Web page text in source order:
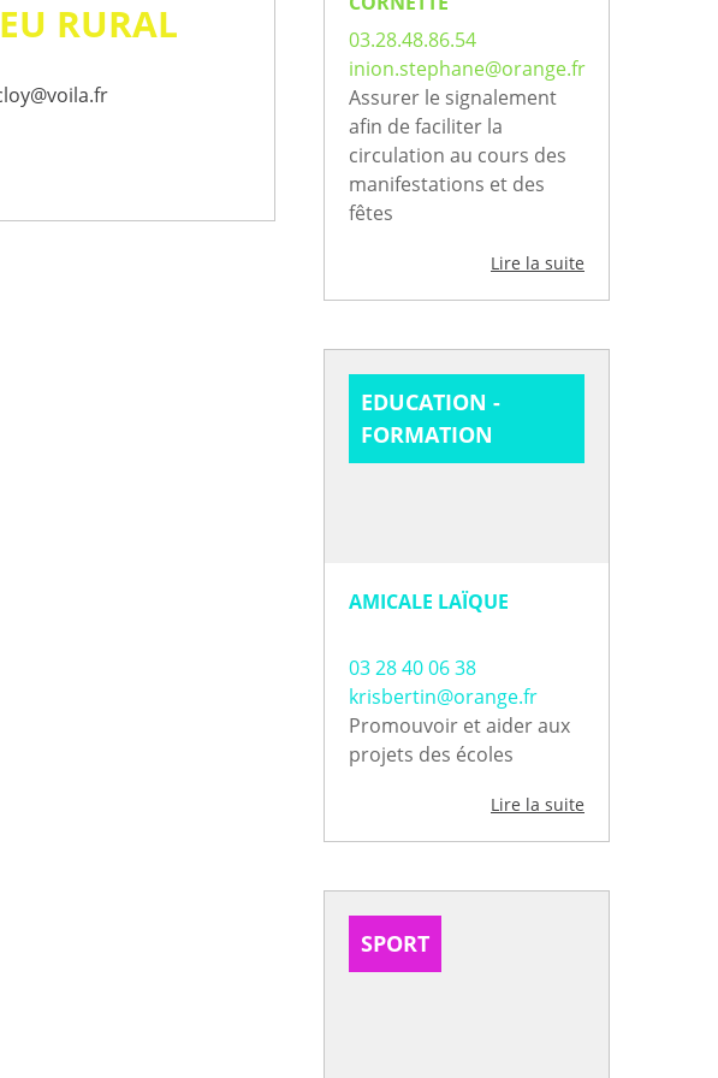
RURAL
03.28.48.86.54
inion.stephane@orange.fr
Assurer le signalement
afin de faciliter la
circulation au cours des
manifestations et des
fêtes
Lire la suite
EDUCATION -
FORMATION
AMICALE LAÏQUE
03 28 40 06 38
krisbertin@orange.fr
Promouvoir et aider aux
projets des écoles
Lire la suite
SPORT